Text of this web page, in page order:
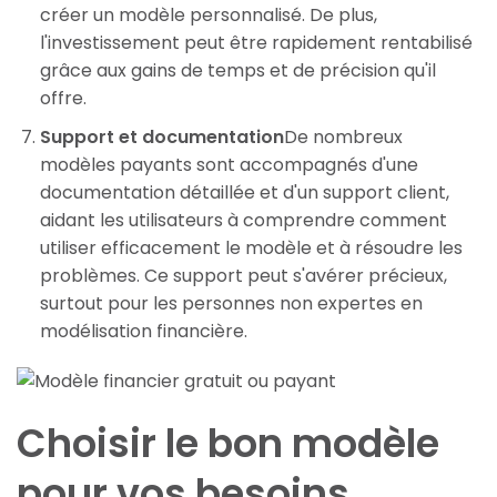
créer un modèle personnalisé. De plus,
l'investissement peut être rapidement rentabilisé
grâce aux gains de temps et de précision qu'il
offre.
Support et documentationDe nombreux
modèles payants sont accompagnés d'une
documentation détaillée et d'un support client,
aidant les utilisateurs à comprendre comment
utiliser efficacement le modèle et à résoudre les
problèmes. Ce support peut s'avérer précieux,
surtout pour les personnes non expertes en
modélisation financière.
Choisir le bon modèle